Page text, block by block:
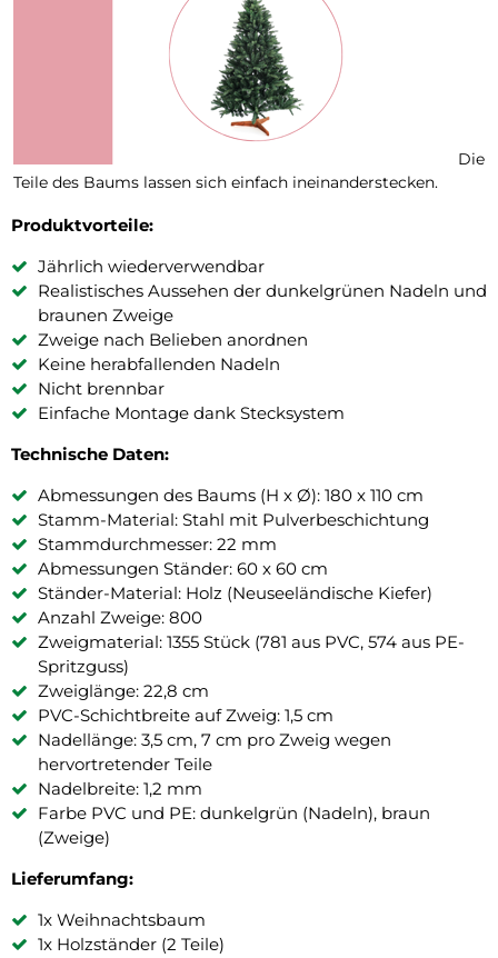
Die
Teile des Baums lassen sich einfach ineinanderstecken.
Produktvorteile:
Jährlich wiederverwendbar
Realistisches Aussehen der dunkelgrünen Nadeln und
braunen Zweige
Zweige nach Belieben anordnen
Keine herabfallenden Nadeln
Nicht brennbar
Einfache Montage dank Stecksystem
Technische Daten:
Abmessungen des Baums (H x Ø): 180 x 110 cm
Stamm-Material: Stahl mit Pulverbeschichtung
Stammdurchmesser: 22 mm
Abmessungen Ständer: 60 x 60 cm
Ständer-Material: Holz (Neuseeländische Kiefer)
Anzahl Zweige: 800
Zweigmaterial: 1355 Stück (781 aus PVC, 574 aus PE-
Spritzguss)
Zweiglänge: 22,8 cm
PVC-Schichtbreite auf Zweig: 1,5 cm
Nadellänge: 3,5 cm, 7 cm pro Zweig wegen
hervortretender Teile
Nadelbreite: 1,2 mm
Farbe PVC und PE: dunkelgrün (Nadeln), braun
(Zweige)
Lieferumfang:
1x Weihnachtsbaum
1x Holzständer (2 Teile)